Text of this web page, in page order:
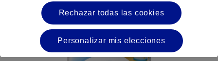
Rechazar todas las cookies
Personalizar mis elecciones